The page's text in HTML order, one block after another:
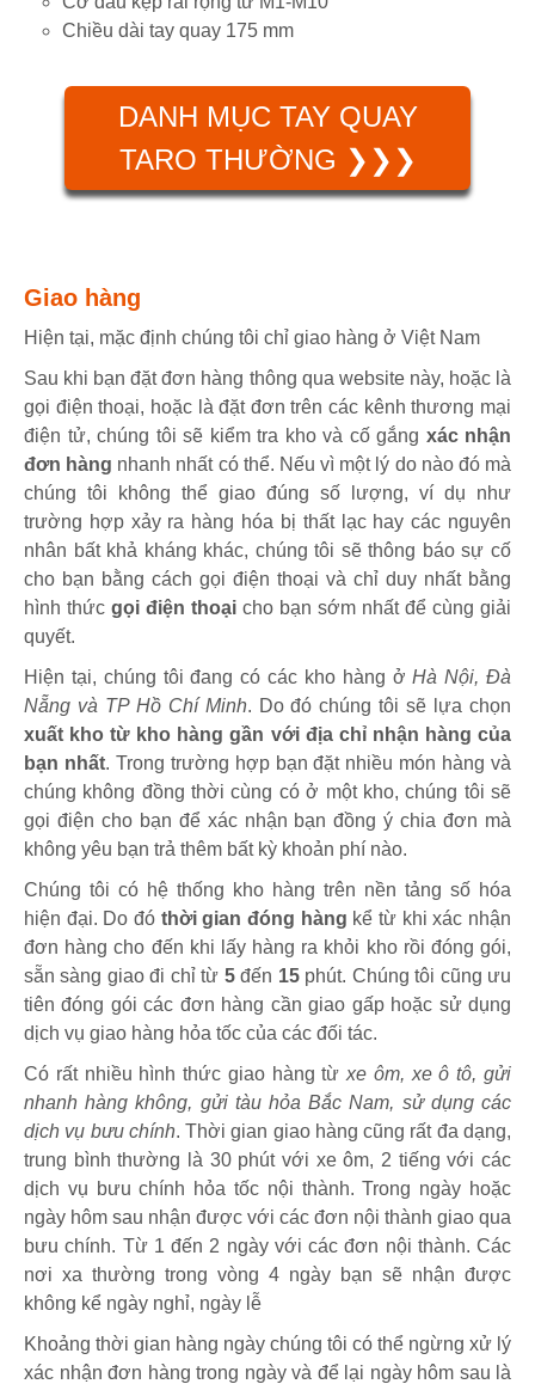
Chiều dài tay quay 175 mm
DANH MỤC TAY QUAY
TARO THƯỜNG ❯❯❯
Giao hàng
Hiện tại, mặc định chúng tôi chỉ giao hàng ở Việt Nam
Sau khi bạn đặt đơn hàng thông qua website này, hoặc là
gọi điện thoại, hoặc là đặt đơn trên các kênh thương mại
điện tử, chúng tôi sẽ kiểm tra kho và cố gắng xác nhận
đơn hàng nhanh nhất có thể. Nếu vì một lý do nào đó mà
chúng tôi không thể giao đúng số lượng, ví dụ như
trường hợp xảy ra hàng hóa bị thất lạc hay các nguyên
nhân bất khả kháng khác, chúng tôi sẽ thông báo sự cố
cho bạn bằng cách gọi điện thoại và chỉ duy nhất bằng
hình thức gọi điện thoại cho bạn sớm nhất để cùng giải
quyết.
Hiện tại, chúng tôi đang có các kho hàng ởHà Nội, Đà
Nẵng và TP Hồ Chí Minh. Do đó chúng tôi sẽ lựa chọn
xuất kho từ kho hàng gần với địa chỉ nhận hàng của
bạn nhất. Trong trường hợp bạn đặt nhiều món hàng và
chúng không đồng thời cùng có ở một kho, chúng tôi sẽ
gọi điện cho bạn để xác nhận bạn đồng ý chia đơn mà
không yêu bạn trả thêm bất kỳ khoản phí nào.
Chúng tôi có hệ thống kho hàng trên nền tảng số hóa
hiện đại. Do đó thời gian đóng hàng kể từ khi xác nhận
đơn hàng cho đến khi lấy hàng ra khỏi kho rồi đóng gói,
sẵn sàng giao đi chỉ từ 5đến 15 phút. Chúng tôi cũng ưu
tiên đóng gói các đơn hàng cần giao gấp hoặc sử dụng
dịch vụ giao hàng hỏa tốc của các đối tác.
Có rất nhiều hình thức giao hàng từxe ôm, xe ô tô, gửi
nhanh hàng không, gửi tàu hỏa Bắc Nam, sử dụng các
dịch vụ bưu chính. Thời gian giao hàng cũng rất đa dạng,
trung bình thường là 30 phút với xe ôm, 2 tiếng với các
dịch vụ bưu chính hỏa tốc nội thành. Trong ngày hoặc
ngày hôm sau nhận được với các đơn nội thành giao qua
bưu chính. Từ 1 đến 2 ngày với các đơn nội thành. Các
nơi xa thường trong vòng 4 ngày bạn sẽ nhận được
không kể ngày nghỉ, ngày lễ
Khoảng thời gian hàng ngày chúng tôi có thể ngừng xử lý
xác nhận đơn hàng trong ngày và để lại ngày hôm sau là